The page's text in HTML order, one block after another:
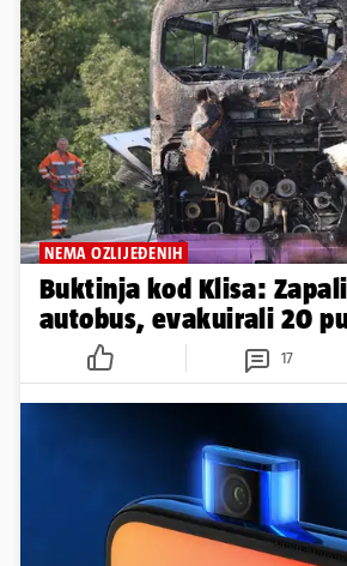
NEMA OZLIJEĐENIH
Buktinja kod Klisa: Zapalio se
autobus, evakuirali 20
17